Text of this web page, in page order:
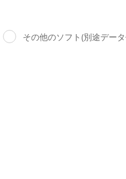
その他のソフト(別途デー